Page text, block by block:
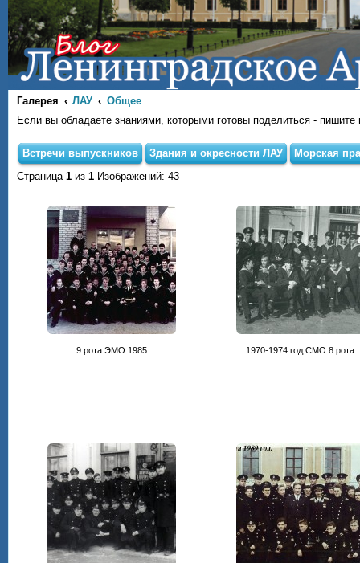
Галерея ЛАУ
Общее
Если вы обладаете знаниями, которыми готовы поделиться -
Встречи выпускников Здания и окресности ЛАУ
Морская
Страница 1 из 1 Изображений: 43
9 рота ЭМО 1985 1970-1974 год.СМО 8 рота